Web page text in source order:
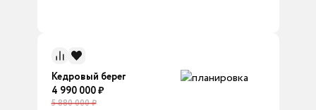
Кедровый берег
4 990 000 ₽
5 880 000 ₽